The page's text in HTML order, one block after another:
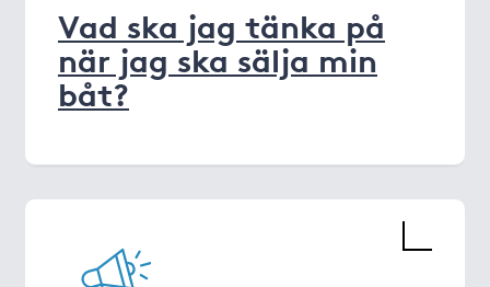
Vad ska jag tänka på
när jag ska sälja min
båt?